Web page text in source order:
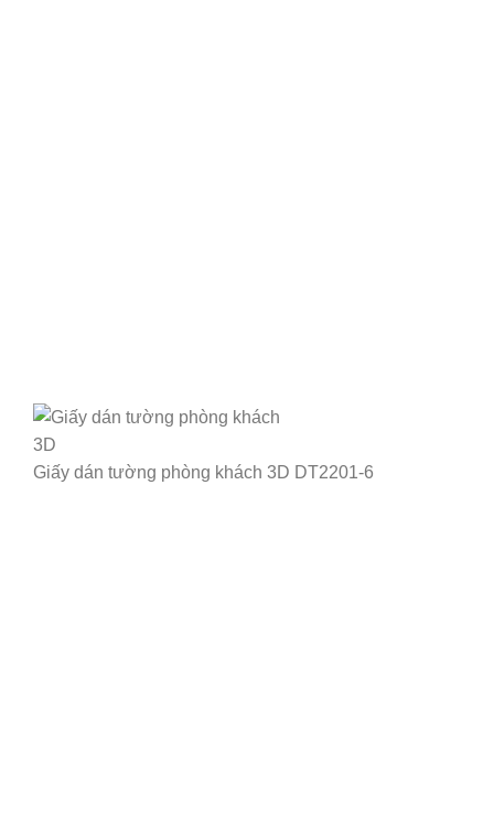
Giấy dán tường phòng khách 3D DT2201-6